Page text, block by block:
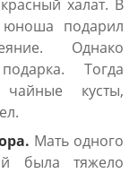
халат. В
юноша подарил
Однако
Тогда
кусты,
Мать одного
была тяжело